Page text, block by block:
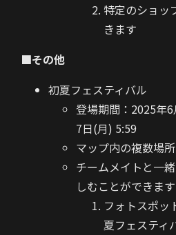
特定のショッ
きます
■その他
初夏フェスティバル
登場期間：2025年
7日(月) 5:59
マップ内の複数場
チームメイトと一
しむことができます
フォトスポッ
夏フェスティ